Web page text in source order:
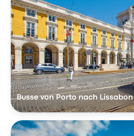
Busse von Porto nach Lissabon